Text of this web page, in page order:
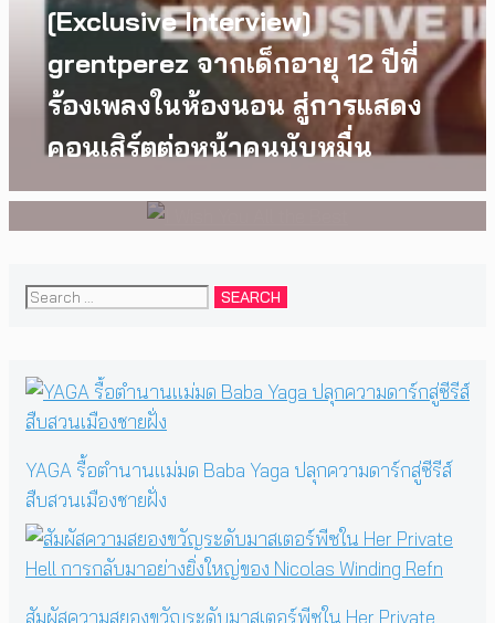
[Exclusive Interview]
grentperez จากเด็กอายุ 12 ปีที่
ร้องเพลงในห้องนอน สู่การแสดง
คอนเสิร์ตต่อหน้าคนนับหมื่น
I Wish You All the Best เรื่องราว
ของวัยรุ่นนอนไบนารี่ กับ
ครอบครัวที่เขาเลือกได้เอง ผล
งานการกำกับภาพยนตร์เรื่องแรก
ของ Tommy Dorfman
Search
YAGA รื้อตำนานแม่มด Baba Yaga ปลุกความดาร์กสู่ซีรีส์
สืบสวนเมืองชายฝั่ง
สัมผัสความสยองขวัญระดับมาสเตอร์พีซใน Her Private